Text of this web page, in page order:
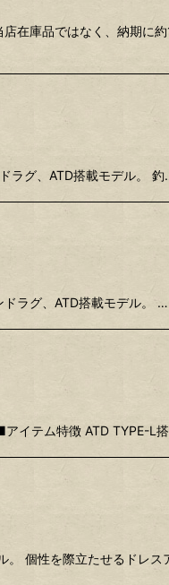
在庫品ではなく、納期に
ラグ、ATD搭載モデル。
ラグ、ATD搭載モデル。 …
イテム特徴 ATD TYPE-L
個性を際立たせるドレ